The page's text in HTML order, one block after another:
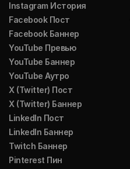
Instagram История
Facebook Пост
Facebook Баннер
YouTube Превью
YouTube Баннер
YouTube Аутро
X (Twitter) Пост
X (Twitter) Баннер
LinkedIn Пост
LinkedIn Баннер
Twitch Баннер
Pinterest Пин